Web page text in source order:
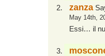
zanza
May 14th,
Essi… il